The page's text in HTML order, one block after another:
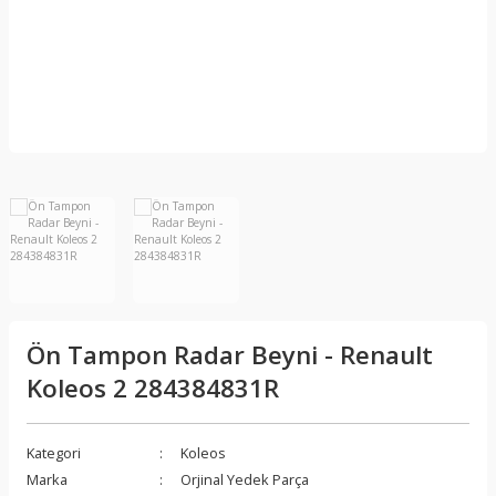
Ön Tampon Radar Beyni - Renault
Koleos 2 284384831R
Kategori
Koleos
Marka
Orjinal Yedek Parça